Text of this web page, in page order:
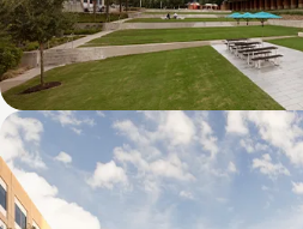
Galatyn C- 2380